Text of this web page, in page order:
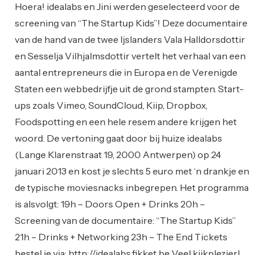
Hoera! idealabs en Jini werden geselecteerd voor de
screening van “The Startup Kids”! Deze documentaire
van de hand van de twee Ijslanders Vala Halldorsdottir
en Sesselja Vilhjalmsdottir vertelt het verhaal van een
aantal entrepreneurs die in Europa en de Verenigde
Staten een webbedrijfje uit de grond stampten. Start-
ups zoals Vimeo, SoundCloud, Kiip, Dropbox,
Foodspotting en een hele resem andere krijgen het
woord. De vertoning gaat door bij huize idealabs
(Lange Klarenstraat 19, 2000 Antwerpen) op 24
januari 2013 en kost je slechts 5 euro met ‘n drankje en
de typische moviesnacks inbegrepen. Het programma
is alsvolgt: 19h – Doors Open + Drinks 20h –
Screening van de documentaire: “The Startup Kids”
21h – Drinks + Networking 23h – The End Tickets